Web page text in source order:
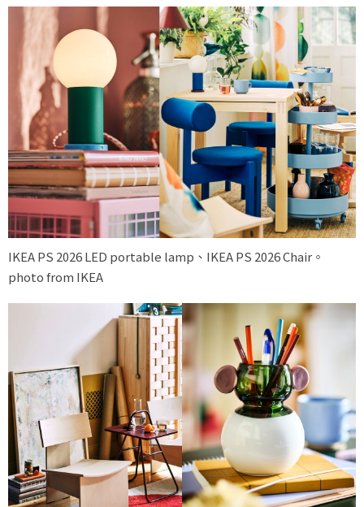
IKEA PS 2026 LED portable lamp、IKEA PS 2026 Chair。
photo from IKEA